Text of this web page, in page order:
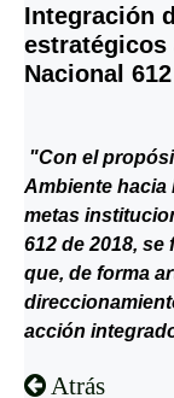
Integración
estratégicos
Nacional
"Con el
Ambiente
metas
612 de 2018,
que, de forma
acción
Atrás